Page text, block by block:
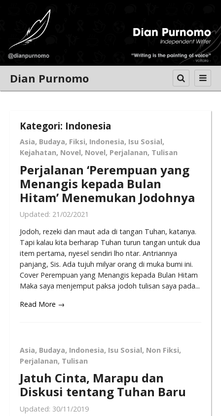
Dian Purnomo
Kategori: Indonesia
Asia, Budaya, Fiksi, Indonesia, Isu Sosial,
Kejahatan, Novel, Novel, Perjalanan, Tulisan
Perjalanan ‘Perempuan yang
Menangis kepada Bulan
Hitam’ Menemukan Jodohnya
Updated: 21/02/2021
Jodoh, rezeki dan maut ada di tangan Tuhan, katanya.
Tapi kalau kita berharap Tuhan turun tangan untuk dua
item pertama, nyesel sendiri lho ntar. Antriannya
panjang, Sis. Ada tujuh milyar orang di muka bumi ini.
Cover Perempuan yang Menangis kepada Bulan Hitam
Maka saya menjemput paksa jodoh tulisan saya pada...
Read More →
Asia, Budaya, Indonesia, Isu Sosial, Non Fiksi,
Perjalanan, Tulisan
Jatuh Cinta, Marapu dan
Diskusi tentang Tuhan Baru
Updated: 30/11/2019